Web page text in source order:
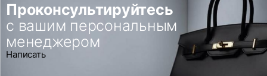
Проконсультируйтесь
с вашим персональным
менеджером
Написать